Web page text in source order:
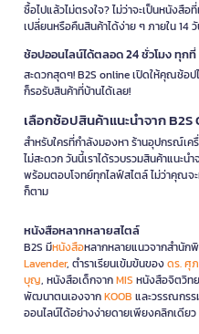
ซื้อไปแล้วไม่ตรงใจ? ไม่ว่าจะเป็นหนัง
เปลี่ยนหรือคืนสินค้าได้ง่าย ๆ ภายใน 14
ช้อปออนไลน์ได้ตลอด 24 ชั่วโมง ทุกที่
สะดวกสุดๆ! B2S online เปิดให้คุณช้อ
ก็รอรับสินค้าที่บ้านได้เลย!
เลือกช้อปสินค้าแนะนำจาก B2S
สำหรับใครที่กำลังมองหา ร้านอุปกรณ์เค
ไม่สะดวก วันนี้เราได้รวบรวมสินค้าแนะ
พร้อมตอบโจทย์ทุกไลฟ์สไตล์ ไม่ว่าคุณจ
ก็ตาม
หนังสือหลากหลายสไตล์
B2S มีหนังสือหลากหลายแนวจากสำนัก
Lavender, ตำราเรียนเข้มข้นของดร. ศุ
บุญ, หนังสือเด็กจากMIS หนังสือจิตวิท
พัฒนาตนเองจากKOOB และวรรณกรร
ออนไลน์ได้อย่างง่ายดายเพียงคลิกเดียว